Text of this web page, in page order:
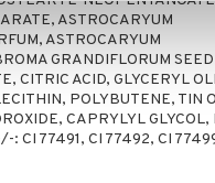
ASTROCARYUM
ASTROCARYUM
GRANDIFLORUM SEED
CITRIC ACID, GLYCERYL
POLYBUTENE, TIN
CAPRYLYL GLYCOL,
: CI 77491, CI 77492, CI